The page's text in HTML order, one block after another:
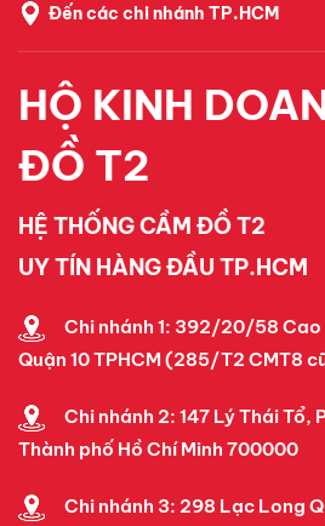
Đến các chi nhánh TP.HCM
HỘ KINH
ĐỒ T2
HỆ THỐNG CẦM ĐỒ T2
UY TÍN HÀNG ĐẦU TP.HCM
Chi nhánh 1: 392/20/58 Cao
Quận 10 TPHCM (285/T2 CMT8
Chi nhánh 2: 147 Lý Thái Tổ,
Thành phố Hồ Chí Minh 700000
Chi nhánh 3: 298 Lạc Long